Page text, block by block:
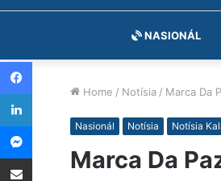
NASIONÁL
Home / Notísia / Marca Da
Nasionál Notísia Notísia
Marca Da
Facebook
LinkedIn
Messenger